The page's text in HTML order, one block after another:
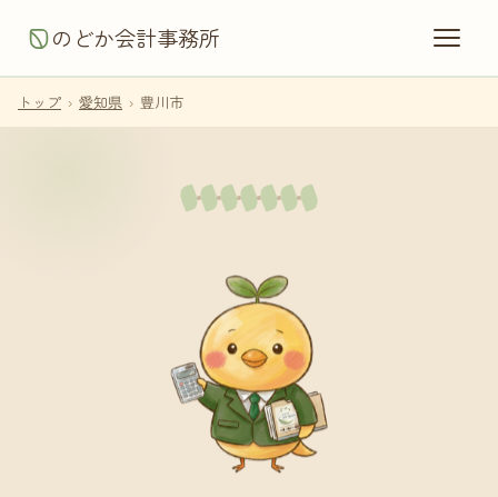
のどか会計事務所
トップ › 愛知県 › 豊川市